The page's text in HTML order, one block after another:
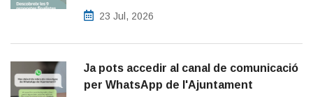
23 Jul, 2026
Ja pots accedir al canal de comunicació
per WhatsApp de l'Ajuntament